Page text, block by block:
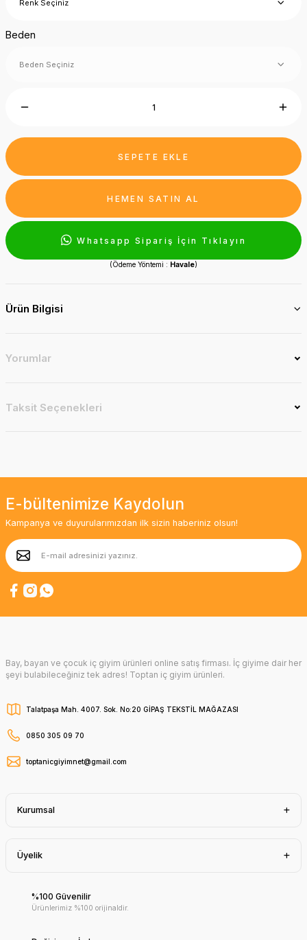
Beden
SEPETE EKLE
HEMEN SATIN AL
Whatsapp Sipariş İçin Tıklayın
(Ödeme Yöntemi : Havale)
Ürün Bilgisi
Yorumlar
Taksit Seçenekleri
E-bültenimize Kaydolun
Kampanya ve duyurularımızdan ilk sizin haberiniz olsun!
Bay, bayan ve çocuk iç giyim ürünleri online satış firması. İç giyime dair her
şeyi bulabileceğiniz tek adres! Toptan iç giyim ürünleri.
Talatpaşa Mah. 4007. Sok. No:20 GİPAŞ TEKSTİL MAĞAZASI
0850 305 09 70
toptanicgiyimnet@gmail.com
Kurumsal
Üyelik
%100 Güvenilir
Ürünlerimiz %100 orijinaldir.